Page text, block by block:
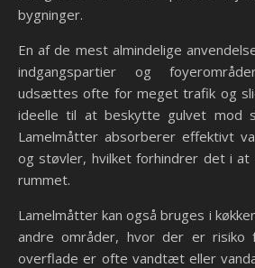
bygninger.
En af de mest almindelige
indgangspartier og
udsættes ofte for meget trafik og
ideelle til at beskytte gulvet mod
Lamelmåtter absorberer effektivt
og støvler, hvilket forhindrer det i
rummet.
Lamelmåtter kan også bruges i
andre områder, hvor der er risiko
overflade er ofte vandtæt eller